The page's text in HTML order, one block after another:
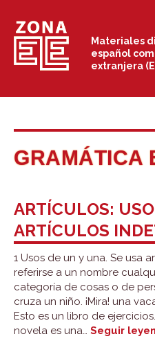
contenido
Materiales
español
extranjera
GRAMÁTICA
ARTÍCULOS:
ARTÍCULOS
1 Usos de un y una. Se usa
referirse a un nombre
categoría de cosas o de
cruza un niño. ¡Mira! una
Esto es un libro de
novela es una… Seguir